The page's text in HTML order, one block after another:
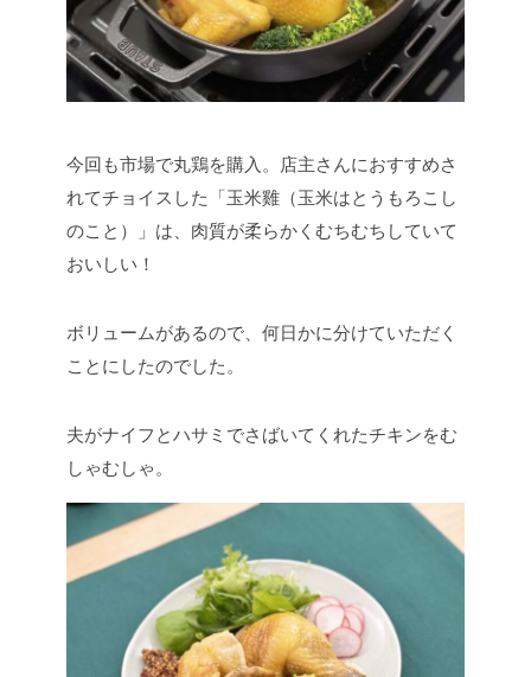
今回も市場で丸鶏を購入。店主さんにおすすめさ
れてチョイスした「玉米雞（玉米はとうもろこし
のこと）」は、肉質が柔らかくむちむちしていて
おいしい！
ボリュームがあるので、何日かに分けていただく
ことにしたのでした。
夫がナイフとハサミでさばいてくれたチキンをむ
しゃむしゃ。